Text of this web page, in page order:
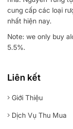
cung cấp các loại
nhất hiện nay.
Note: we only buy
5.5%.
Liên kết
Giới Thiệu
Dịch Vụ Thu Mua